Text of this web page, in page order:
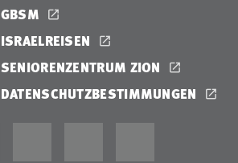
GBSM
ISRAELREISEN
SENIORENZENTRUM ZION
DATENSCHUTZBESTIMMUNGEN